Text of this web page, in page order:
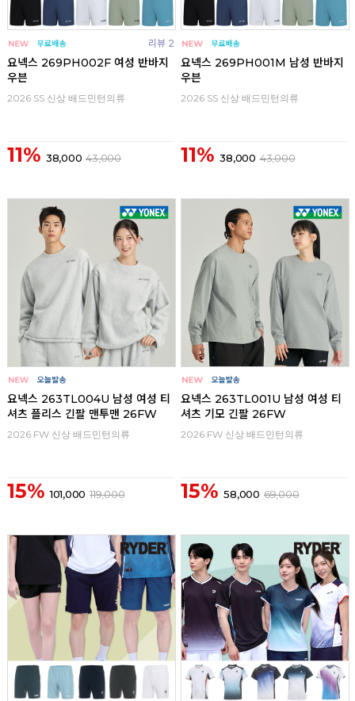
리뷰 2
요넥스 269PH002F 여성 반바지
우븐
2026 SS 신상 배드민턴의류
11% 38,000 43,000
요넥스 269PH001M 남성 반바지
우븐
2026 SS 신상 배드민턴의류
11% 38,000 43,000
요넥스 263TL004U 남성 여성 티
셔츠 플리스 긴팔 맨투맨 26FW
2026 FW 신상 배드민턴의류
15% 101,000 119,000
요넥스 263TL001U 남성 여성 티
셔츠 기모 긴팔 26FW
2026 FW 신상 배드민턴의류
15% 58,000 69,000